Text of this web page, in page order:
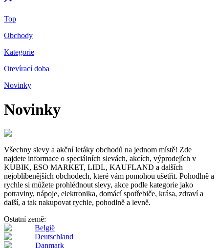
Top
Obchody
Kategorie
Otevírací doba
Novinky
Novinky
Všechny slevy a akční letáky obchodů na jednom místě! Zde
najdete informace o speciálních slevách, akcích, výprodejích v
KUBIK, ESO MARKET, LIDL, KAUFLAND a dalších
nejoblíbenějších obchodech, které vám pomohou ušetřit. Pohodlně a
rychle si můžete prohlédnout slevy, akce podle kategorie jako
potraviny, nápoje, elektronika, domácí spotřebiče, krása, zdraví a
další, a tak nakupovat rychle, pohodlně a levně.
Ostatní země:
België
Deutschland
Danmark